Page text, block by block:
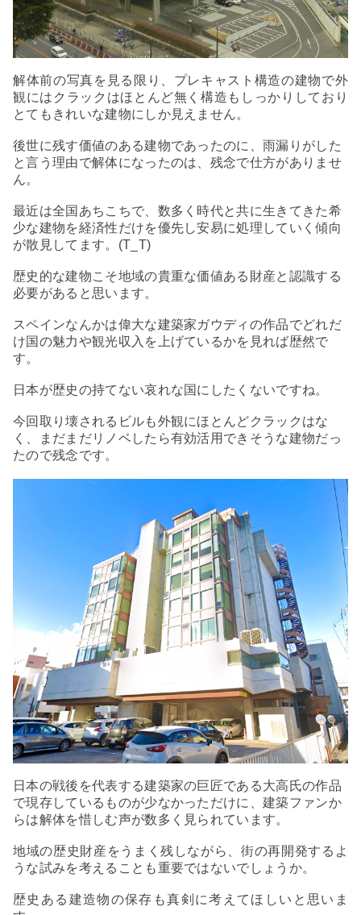
解体前の写真を見る限り、 プレキャスト構造の建物で外
観にはクラックはほとんど無く構造もしっかりしており
とてもきれいな建物にしか見えません。
後世に残す価値のある建物であったのに、雨漏りがした
と言う理由で解体になったのは、残念で仕方がありませ
ん。
最近は全国あちこちで、数多く時代と共に生きてきた希
少な建物を経済性だけを優先し安易に処理していく傾向
が散見してます。(T_T)
歴史的な建物こそ地域の貴重な価値ある財産と認識する
必要があると思います。
スペインなんかは偉大な建築家ガウディの作品でどれだ
け国の魅力や観光収入を上げているかを見れば歴然で
す。
日本が歴史の持てない哀れな国にしたくないですね。
今回取り壊されるビルも外観にほとんどクラックはな
く、まだまだリノベしたら有効活用できそうな建物だっ
たので残念です。
日本の戦後を代表する建築家の巨匠である大高氏の作品
で現存しているものが少なかっただけに、建築ファンか
らは解体を惜しむ声が数多く見られています。
地域の歴史財産をうまく残しながら、街の再開発するよ
うな試みを考えることも重要ではないでしょうか。
歴史ある建造物の保存も真剣に考えてほしいと思いま